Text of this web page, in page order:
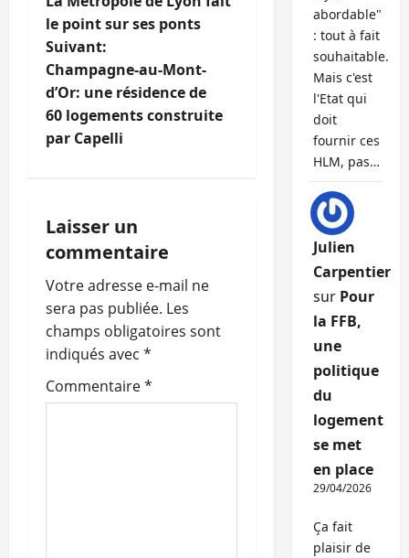
a
v
i
g
t
i
o
n
d
’
le point sur ses ponts
Suivant:
Champagne-au-Mont-
d’Or: une résidence de
60 logements construite
par Capelli
Laisser un
commentaire
Votre adresse e-mail ne
sera pas publiée. Les
champs obligatoires sont
indiqués avec *
Commentaire*
abordable"
: tout à fait
souhaitable.
Mais c'est
l'Etat qui
doit
fournir ces
HLM, pas…
Julien
Carpentier
sur Pour
la FFB,
une
politique
du
logement
se met
en place
29/04/2026
Ça fait
plaisir de